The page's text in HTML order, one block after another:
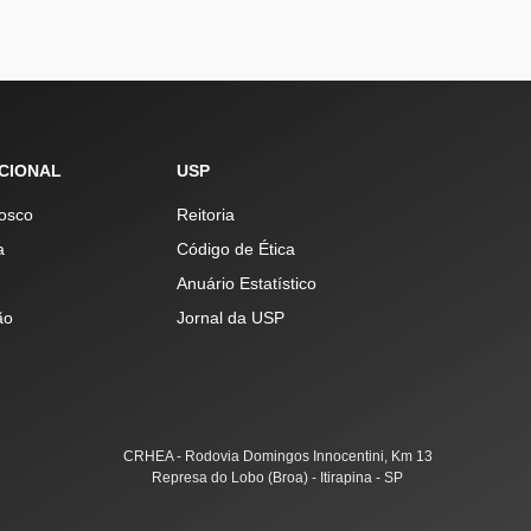
USP
Reitoria
Código de Ética
Anuário Estatístico
Jornal da USP
CRHEA - Rodovia Domingos Innocentini, Km 13
Represa do Lobo (Broa) - Itirapina - SP